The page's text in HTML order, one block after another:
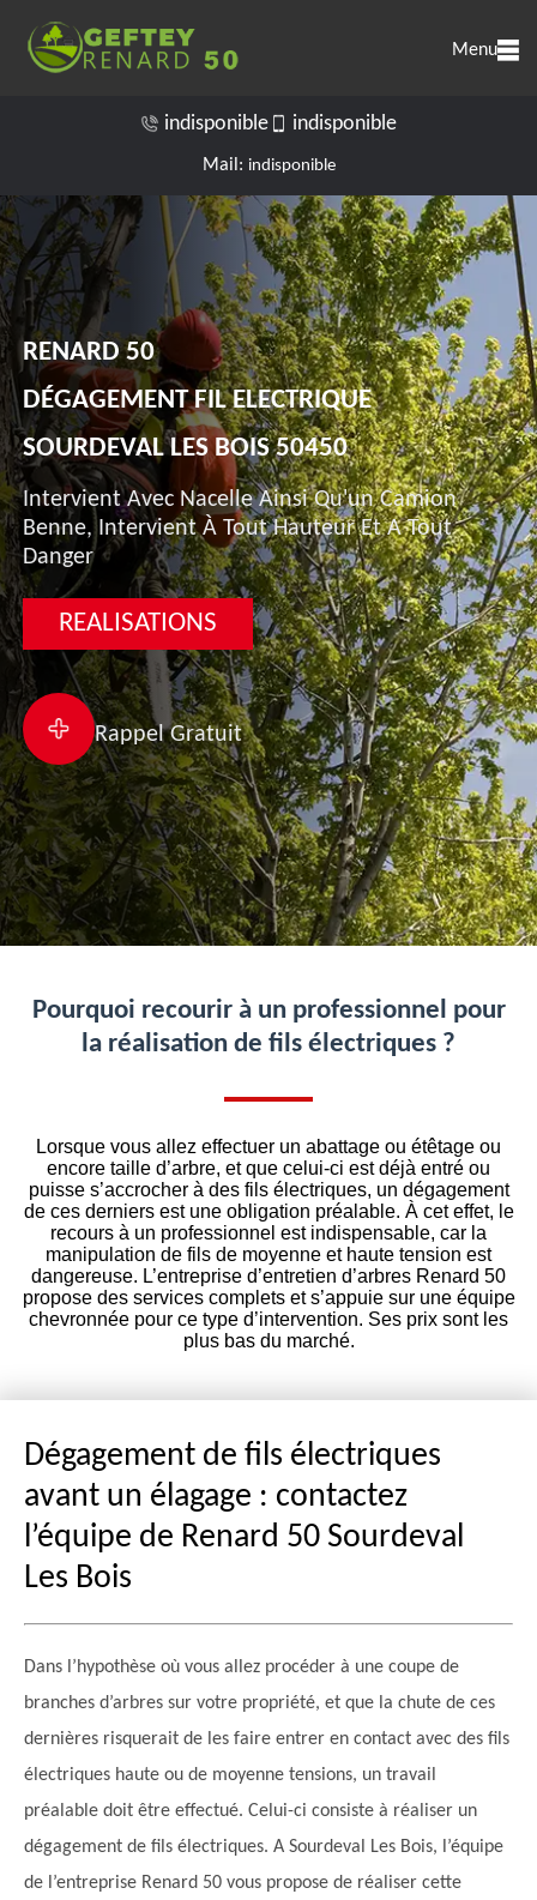
Menu
indisponible indisponible
Mail: indisponible
RENARD 50
DÉGAGEMENT FIL ELECTRIQUE
SOURDEVAL LES BOIS 50450
Intervient Avec Nacelle Ainsi Qu'un Camion
Benne, Intervient À Tout Hauteur Et A Tout
Danger
REALISATIONS
Rappel Gratuit
Pourquoi recourir à un professionnel pour
la réalisation de fils électriques ?
Lorsque vous allez effectuer un abattage ou étêtage ou
encore taille d’arbre, et que celui-ci est déjà entré ou
puisse s’accrocher à des fils électriques, un dégagement
de ces derniers est une obligation préalable. À cet effet, le
recours à un professionnel est indispensable, car la
manipulation de fils de moyenne et haute tension est
dangereuse. L’entreprise d’entretien d’arbres Renard 50
propose des services complets et s’appuie sur une équipe
chevronnée pour ce type d’intervention. Ses prix sont les
plus bas du marché.
Dégagement de fils électriques
avant un élagage : contactez
l’équipe de Renard 50 Sourdeval
Les Bois
Dans l’hypothèse où vous allez procéder à une coupe de
branches d’arbres sur votre propriété, et que la chute de ces
dernières risquerait de les faire entrer en contact avec des fils
électriques haute ou de moyenne tensions, un travail
préalable doit être effectué. Celui-ci consiste à réaliser un
dégagement de fils électriques. A Sourdeval Les Bois, l’équipe
de l’entreprise Renard 50 vous propose de réaliser cette